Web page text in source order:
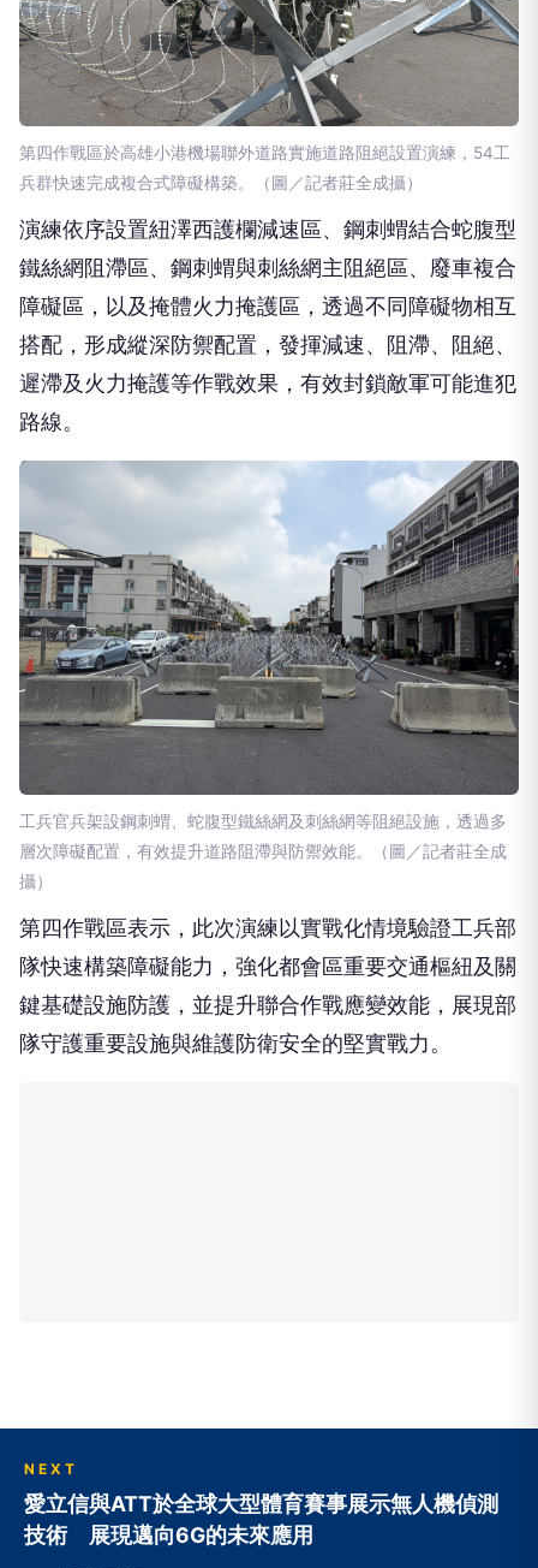
第四作戰區於高雄小港機場聯外道路實施道路阻絕設置演練，54工
兵群快速完成複合式障礙構築。（圖／記者莊全成攝）
演練依序設置紐澤西護欄減速區、鋼刺蝟結合蛇腹型
鐵絲網阻滯區、鋼刺蝟與刺絲網主阻絕區、廢車複合
障礙區，以及掩體火力掩護區，透過不同障礙物相互
搭配，形成縱深防禦配置，發揮減速、阻滯、阻絕、
遲滯及火力掩護等作戰效果，有效封鎖敵軍可能進犯
路線。
工兵官兵架設鋼刺蝟、蛇腹型鐵絲網及刺絲網等阻絕設施，透過多
層次障礙配置，有效提升道路阻滯與防禦效能。（圖／記者莊全成
攝）
第四作戰區表示，此次演練以實戰化情境驗證工兵部
隊快速構築障礙能力，強化都會區重要交通樞紐及關
鍵基礎設施防護，並提升聯合作戰應變效能，展現部
隊守護重要設施與維護防衛安全的堅實戰力。
NEXT
愛立信與ATT於全球大型體育賽事展示無人機偵測
技術 展現邁向6G的未來應用